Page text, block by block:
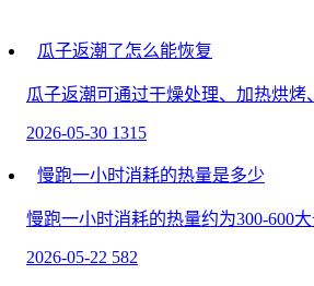
瓜子返潮了怎么能恢复
瓜子返潮可通过干燥处理、加热烘烤
2026-05-30 1315
慢跑一小时消耗的热量是多少
慢跑一小时消耗的热量约为300-600
2026-05-22 582